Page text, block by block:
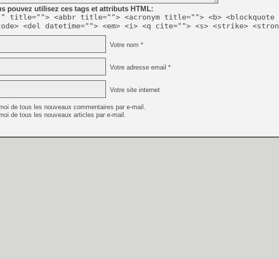
[GK] Déjà des
[Mo5] Brickboy cherche à
[GK] Minecraft et ses «
[GK] Beast of
[GK] Ubisoft : fin de partie
[GK] Mémoire cash -
[GK] Dan Houser (GTA)
[GK] Comment EA Sports
[GK] Crimson Moon : un
[GK] Isle of Reveries : le
pouvez utilisez ces tags et attributs HTML:
title=""> <abbr title=""> <acronym title=""> <b> <blockquote
<del datetime=""> <em> <i> <q cite=""> <s> <strike>
Votre nom *
Votre adresse email *
Votre site internet
de tous les nouveaux commentaires par e-mail.
de tous les nouveaux articles par e-mail.